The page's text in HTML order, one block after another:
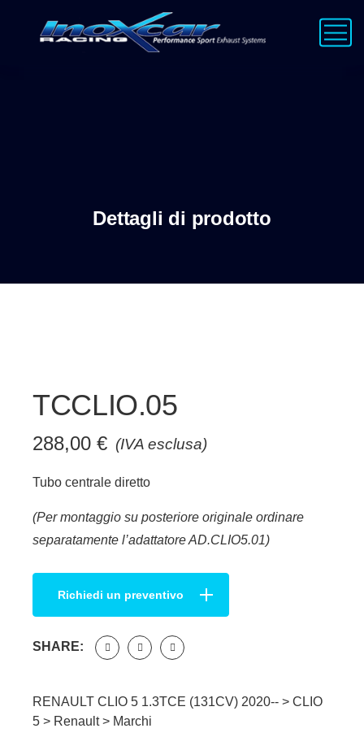
Dettagli di prodotto
TCCLIO.05
(IVA esclusa)
288,00 €
Tubo centrale diretto
(Per montaggio su posteriore originale ordinare
separatamente l’adattatore AD.CLIO5.01)
Richiedi un preventivo
SHARE:
RENAULT CLIO 5 1.3TCE (131CV) 2020-- > CLIO
5 > Renault> Marchi